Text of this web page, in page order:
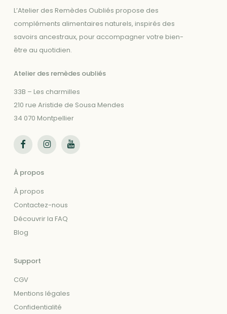
L’Atelier des Remèdes Oubliés propose des
compléments alimentaires naturels, inspirés des
savoirs ancestraux, pour accompagner votre bien-
être au quotidien.
Atelier des remèdes oubliés
33B – Les charmilles
210 rue Aristide de Sousa Mendes
34 070 Montpellier
Suivez-nous sur FacebookSuivez-nous sur InstagramSuivez-nous sur Youtube
À propos
À propos
Contactez-nous
Découvrir la FAQ
Blog
Support
CGV
Mentions légales
Confidentialité